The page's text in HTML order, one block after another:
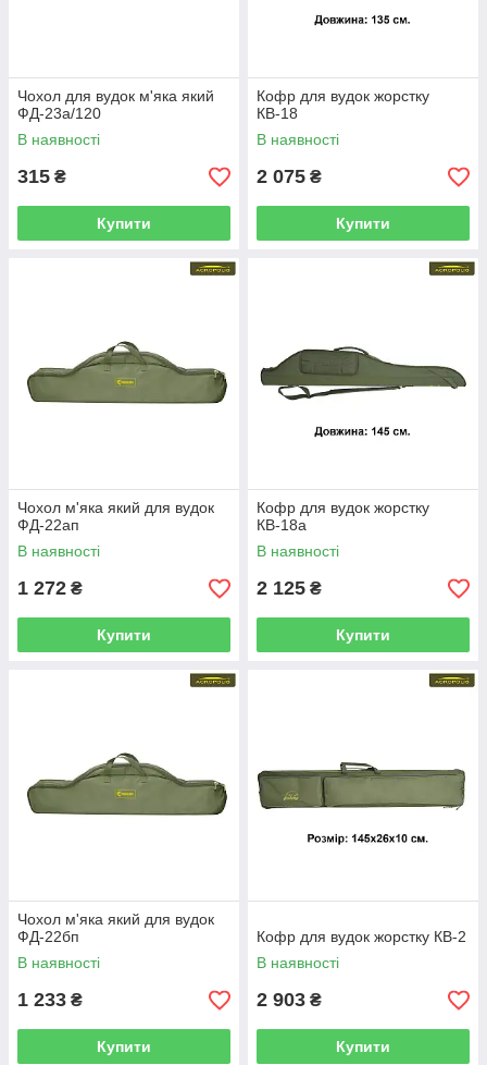
Чохол для вудок м'яка який
ФД-23а/120
В наявності
315 ₴
Купити
Кофр для вудок жорстку
КВ-18
В наявності
2 075 ₴
Купити
Чохол м'яка який для вудок
ФД-22ап
В наявності
1 272 ₴
Купити
Кофр для вудок жорстку
КВ-18а
В наявності
2 125 ₴
Купити
Чохол м'яка який для вудок
ФД-22бп
В наявності
1 233 ₴
Купити
Кофр для вудок жорстку КВ-2
В наявності
2 903 ₴
Купити